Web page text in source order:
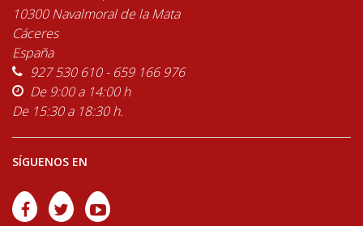
10300 Navalmoral de la Mata
Cáceres
España
927 530 610 - 659 166 976
De 9:00 a 14:00 h
De 15:30 a 18:30 h.
SÍGUENOS EN